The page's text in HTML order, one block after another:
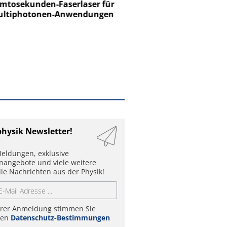
Faserlaser für
Anwendungen
Newsletter!
exklusive
und viele weitere
Nachrichten aus der Physik!
Anmeldung stimmen Sie
Datenschutz-Bestimmungen